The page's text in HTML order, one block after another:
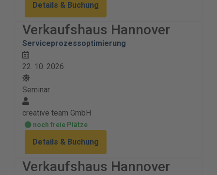
Details & Buchung
Verkaufshaus Hannover
Serviceprozessoptimierung
22. 10. 2026
Seminar
creative team GmbH
noch freie Plätze
Details & Buchung
Verkaufshaus Hannover